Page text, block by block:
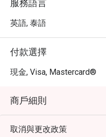
服務語言
英語, 泰語
付款選擇
現金, Visa, Mastercard®
商戶細則
取消與更改政策